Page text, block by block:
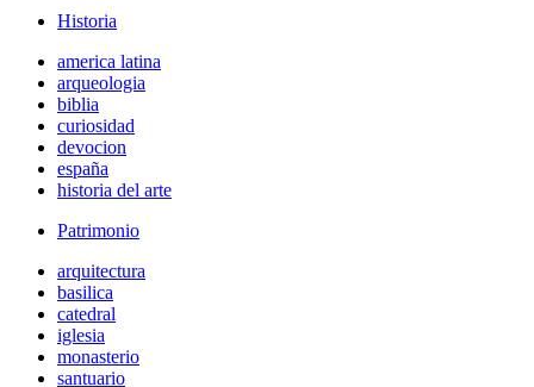
Historia
america latina
arqueologia
biblia
curiosidad
devocion
españa
historia del arte
Patrimonio
arquitectura
basilica
catedral
iglesia
monasterio
santuario